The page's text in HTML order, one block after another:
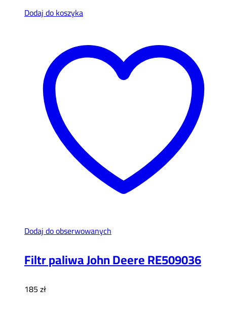
Dodaj do koszyka
Dodaj do obserwowanych
Filtr paliwa John Deere RE509036
185zł